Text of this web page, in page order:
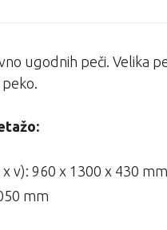
ugodnih peči. Velika
v): 960 x 1300 x 430 mm
mm